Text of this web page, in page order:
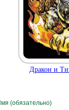
Дракон и
(обязательно)